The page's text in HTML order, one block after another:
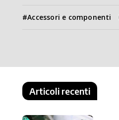
Accessori e componenti
Articoli recenti